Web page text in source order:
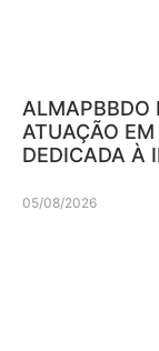
ALMAPBBDO
ATUAÇÃO
DEDICADA À
05/08/2026